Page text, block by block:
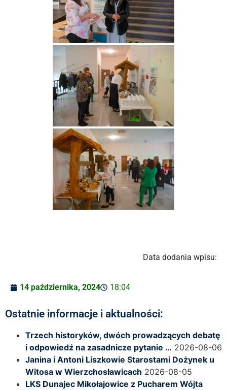
Data dodania wpisu:
14 października, 2024 18:04
Ostatnie informacje i aktualności:
Trzech historyków, dwóch prowadzących debatę
i odpowiedź na zasadnicze pytanie … 2026-08-06
Janina i Antoni Liszkowie Starostami Dożynek u
Witosa w Wierzchosławicach 2026-08-05
LKS Dunajec Mikołajowice z Pucharem Wójta